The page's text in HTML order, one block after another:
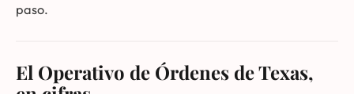
paso.
El Operativo de Órdenes de Texas,